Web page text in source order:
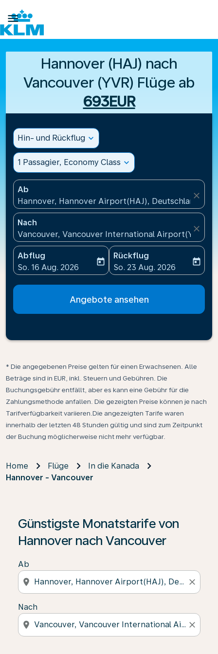

Hannover (HAJ) nach
Vancouver (YVR) Flüge ab
693EUR
Hin- und Rückflug expand_more
1 Passagier, Economy Class expand_more
Ab
Hannover, Hannover Airport(HAJ), Deutschland
close
Nach
Vancouver, Vancouver International Airport(YVR),
close
Abflug
fc-booking-departure-date-aria-label
So. 16 Aug. 2026
today
Rückflug
fc-booking-return-date-
So. 23 Aug. 2026
today
Angebote ansehen
* Die angegebenen Preise gelten für einen Erwachsenen. Alle
Beträge sind in EUR, inkl. Steuern und Gebühren. Die
Buchungsgebühr entfällt, aber es kann eine Gebühr für die
Zahlungsmethode anfallen. Die gezeigten Preise können je nach
Tarifverfügbarkeit variieren.Die angezeigten Tarife waren
innerhalb der letzten 48 Stunden gültig und sind zum Zeitpunkt
der Buchung möglicherweise nicht mehr verfügbar.
Home Flüge
In die Kanada
Hannover - Vancouver
Günstigste Monatstarife von
Hannover nach Vancouver
Ab
location_on close
Nach
location_on close